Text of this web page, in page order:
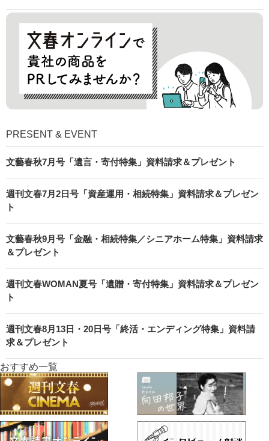
PRESENT & EVENT
文藝春秋7月号「遺言・寄付特集」資料請求＆プレゼント
週刊文春7月2日号「資産運用・相続特集」資料請求＆プレゼン
ト
文藝春秋9月号「金融・相続特集／シニアホーム特集」資料請求
＆プレゼント
週刊文春WOMAN夏号「遺贈・寄付特集」資料請求＆プレゼン
ト
週刊文春8月13日・20日号「終活・エンディング特集」資料請
求＆プレゼント
おすすめ一覧